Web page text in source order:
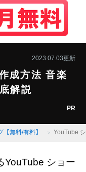
2023.07.03更新
成方法 音楽
解説
PR
無料/有料】 YouTube
YouTube ショー